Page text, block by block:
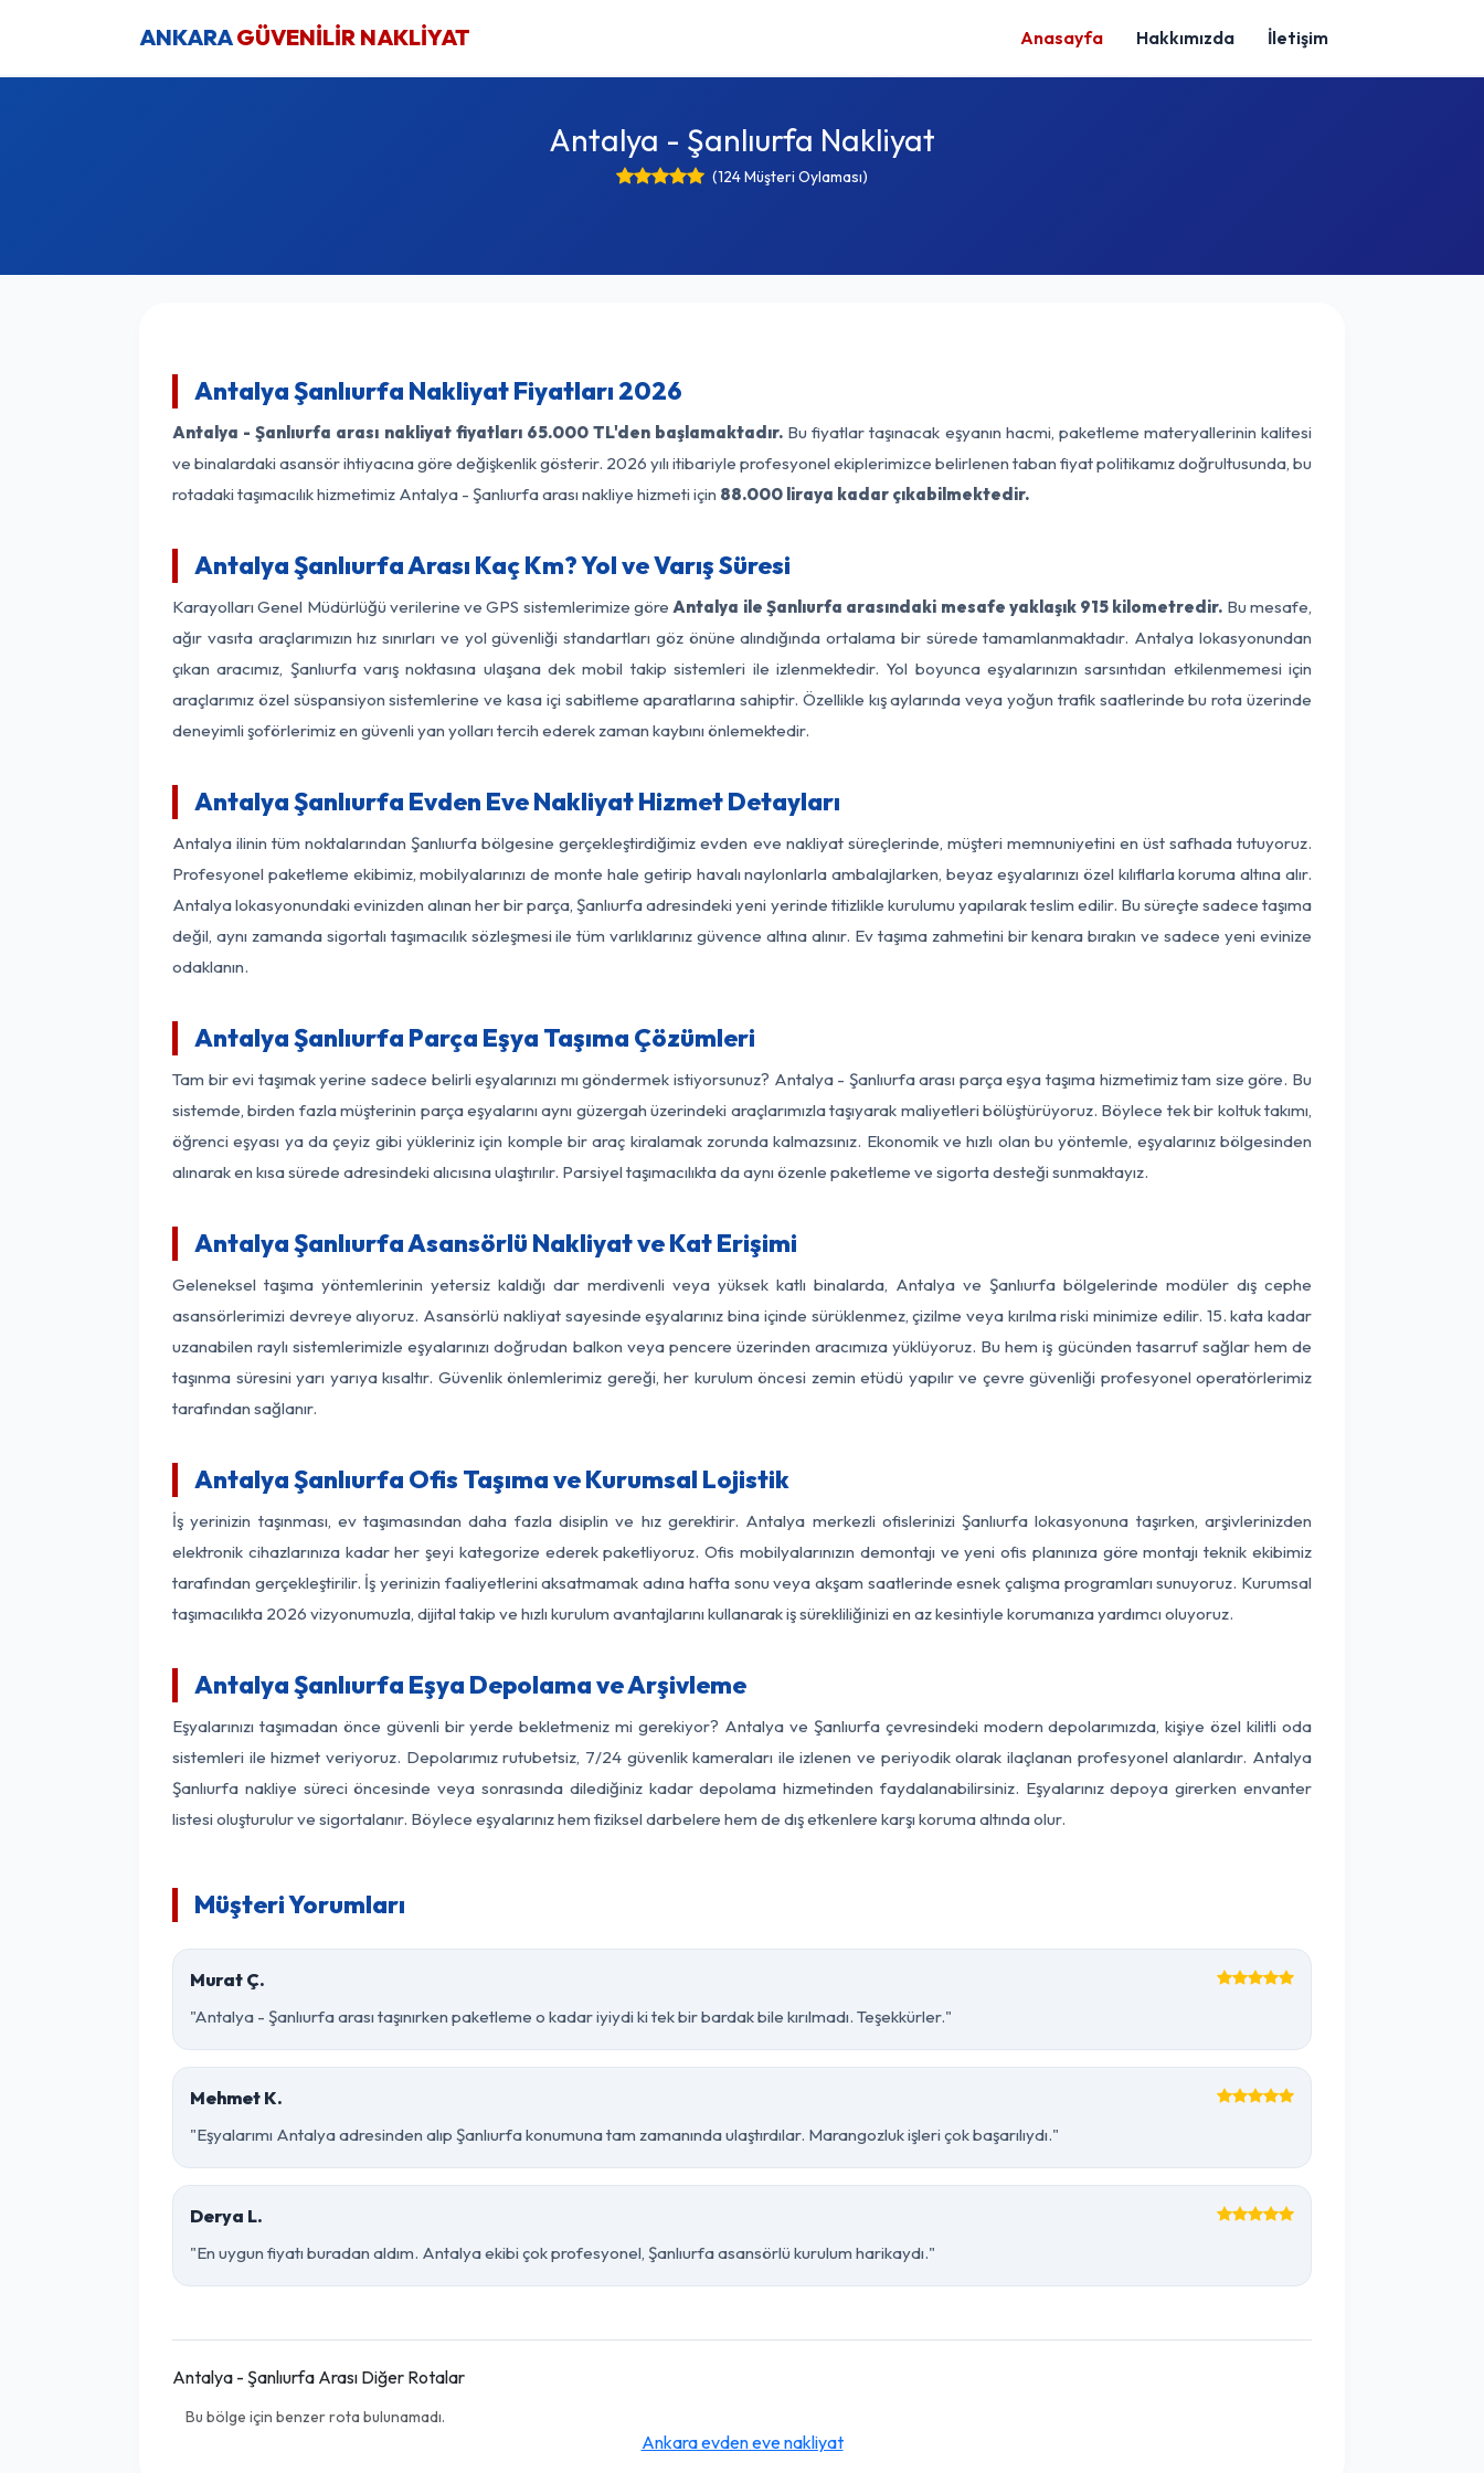
ANKARAGÜVENİLİR NAKLİYAT Anasayfa Hakkımızda İletişim
Antalya - Şanlıurfa Nakliyat
(124 Müşteri Oylaması)
Antalya Şanlıurfa Nakliyat Fiyatları 2026
Antalya - Şanlıurfa arası nakliyat fiyatları 65.000 TL'den başlamaktadır. Bu fiyatlar taşınacak eşyanın hacmi, paketleme materyallerinin kalitesi
ve binalardaki asansör ihtiyacına göre değişkenlik gösterir. 2026 yılı itibariyle profesyonel ekiplerimizce belirlenen taban fiyat politikamız doğrultusunda, bu
rotadaki taşımacılık hizmetimiz Antalya - Şanlıurfa arası nakliye hizmeti için 88.000 liraya kadar çıkabilmektedir.
Antalya Şanlıurfa Arası Kaç Km? Yol ve Varış Süresi
Karayolları Genel Müdürlüğü verilerine ve GPS sistemlerimize göreAntalya ile Şanlıurfa arasındaki mesafe yaklaşık 915 kilometredir. Bu mesafe,
ağır vasıta araçlarımızın hız sınırları ve yol güvenliği standartları göz önüne alındığında ortalama bir sürede tamamlanmaktadır. Antalya lokasyonundan
çıkan aracımız, Şanlıurfa varış noktasına ulaşana dek mobil takip sistemleri ile izlenmektedir. Yol boyunca eşyalarınızın sarsıntıdan etkilenmemesi için
araçlarımız özel süspansiyon sistemlerine ve kasa içi sabitleme aparatlarına sahiptir. Özellikle kış aylarında veya yoğun trafik saatlerinde bu rota üzerinde
deneyimli şoförlerimiz en güvenli yan yolları tercih ederek zaman kaybını önlemektedir.
Antalya Şanlıurfa Evden Eve Nakliyat Hizmet Detayları
Antalya ilinin tüm noktalarından Şanlıurfa bölgesine gerçekleştirdiğimiz evden eve nakliyat süreçlerinde, müşteri memnuniyetini en üst safhada tutuyoruz.
Profesyonel paketleme ekibimiz, mobilyalarınızı de monte hale getirip havalı naylonlarla ambalajlarken, beyaz eşyalarınızı özel kılıflarla koruma altına alır.
Antalya lokasyonundaki evinizden alınan her bir parça, Şanlıurfa adresindeki yeni yerinde titizlikle kurulumu yapılarak teslim edilir. Bu süreçte sadece taşıma
değil, aynı zamanda sigortalı taşımacılık sözleşmesi ile tüm varlıklarınız güvence altına alınır. Ev taşıma zahmetini bir kenara bırakın ve sadece yeni evinize
odaklanın.
Antalya Şanlıurfa Parça Eşya Taşıma Çözümleri
Tam bir evi taşımak yerine sadece belirli eşyalarınızı mı göndermek istiyorsunuz? Antalya - Şanlıurfa arası parça eşya taşıma hizmetimiz tam size göre. Bu
sistemde, birden fazla müşterinin parça eşyalarını aynı güzergah üzerindeki araçlarımızla taşıyarak maliyetleri bölüştürüyoruz. Böylece tek bir koltuk takımı,
öğrenci eşyası ya da çeyiz gibi yükleriniz için komple bir araç kiralamak zorunda kalmazsınız. Ekonomik ve hızlı olan bu yöntemle, eşyalarınız bölgesinden
alınarak en kısa sürede adresindeki alıcısına ulaştırılır. Parsiyel taşımacılıkta da aynı özenle paketleme ve sigorta desteği sunmaktayız.
Antalya Şanlıurfa Asansörlü Nakliyat ve Kat Erişimi
Geleneksel taşıma yöntemlerinin yetersiz kaldığı dar merdivenli veya yüksek katlı binalarda, Antalya ve Şanlıurfa bölgelerinde modüler dış cephe
asansörlerimizi devreye alıyoruz. Asansörlü nakliyat sayesinde eşyalarınız bina içinde sürüklenmez, çizilme veya kırılma riski minimize edilir. 15. kata kadar
uzanabilen raylı sistemlerimizle eşyalarınızı doğrudan balkon veya pencere üzerinden aracımıza yüklüyoruz. Bu hem iş gücünden tasarruf sağlar hem de
taşınma süresini yarı yarıya kısaltır. Güvenlik önlemlerimiz gereği, her kurulum öncesi zemin etüdü yapılır ve çevre güvenliği profesyonel operatörlerimiz
tarafından sağlanır.
Antalya Şanlıurfa Ofis Taşıma ve Kurumsal Lojistik
İş yerinizin taşınması, ev taşımasından daha fazla disiplin ve hız gerektirir. Antalya merkezli ofislerinizi Şanlıurfa lokasyonuna taşırken, arşivlerinizden
elektronik cihazlarınıza kadar her şeyi kategorize ederek paketliyoruz. Ofis mobilyalarınızın demontajı ve yeni ofis planınıza göre montajı teknik ekibimiz
tarafından gerçekleştirilir. İş yerinizin faaliyetlerini aksatmamak adına hafta sonu veya akşam saatlerinde esnek çalışma programları sunuyoruz. Kurumsal
taşımacılıkta 2026 vizyonumuzla, dijital takip ve hızlı kurulum avantajlarını kullanarak iş sürekliliğinizi en az kesintiyle korumanıza yardımcı oluyoruz.
Antalya Şanlıurfa Eşya Depolama ve Arşivleme
Eşyalarınızı taşımadan önce güvenli bir yerde bekletmeniz mi gerekiyor? Antalya ve Şanlıurfa çevresindeki modern depolarımızda, kişiye özel kilitli oda
sistemleri ile hizmet veriyoruz. Depolarımız rutubetsiz, 7/24 güvenlik kameraları ile izlenen ve periyodik olarak ilaçlanan profesyonel alanlardır. Antalya
Şanlıurfa nakliye süreci öncesinde veya sonrasında dilediğiniz kadar depolama hizmetinden faydalanabilirsiniz. Eşyalarınız depoya girerken envanter
listesi oluşturulur ve sigortalanır. Böylece eşyalarınız hem fiziksel darbelere hem de dış etkenlere karşı koruma altında olur.
Müşteri Yorumları
Murat Ç.
"Antalya - Şanlıurfa arası taşınırken paketleme o kadar iyiydi ki tek bir bardak bile kırılmadı. Teşekkürler."
Mehmet K.
"Eşyalarımı Antalya adresinden alıp Şanlıurfa konumuna tam zamanında ulaştırdılar. Marangozluk işleri çok başarılıydı."
Derya L.
"En uygun fiyatı buradan aldım. Antalya ekibi çok profesyonel, Şanlıurfa asansörlü kurulum harikaydı."
Antalya - Şanlıurfa Arası Diğer Rotalar
Bu bölge için benzer rota bulunamadı.
Ankara evden eve nakliyat